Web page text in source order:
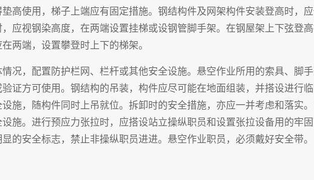
高使用，梯子上端应有固定措施。钢结构件及网架构件安装登高时，应
应视钢染高度，在两端设置挂梯或设钢管脚手架。在钢屋架上下弦登
两端，设置攀登时上下的梯架。
况，配置防护栏网、栏杆或其他安全设施。悬空作业所用的索具、脚
证方可使用。钢结构的吊装，构件应尽可能在地面组装，并搭设进行临
施，随构件同时上吊就位。拆卸时的安全措施，亦应一并考虑和落实
施。进行预应力张拉时，应搭设站立操纵职员和设置张拉设备用的牢
的安全标志，禁止非操纵职员进进。悬空作业职员，必须戴好安全带。